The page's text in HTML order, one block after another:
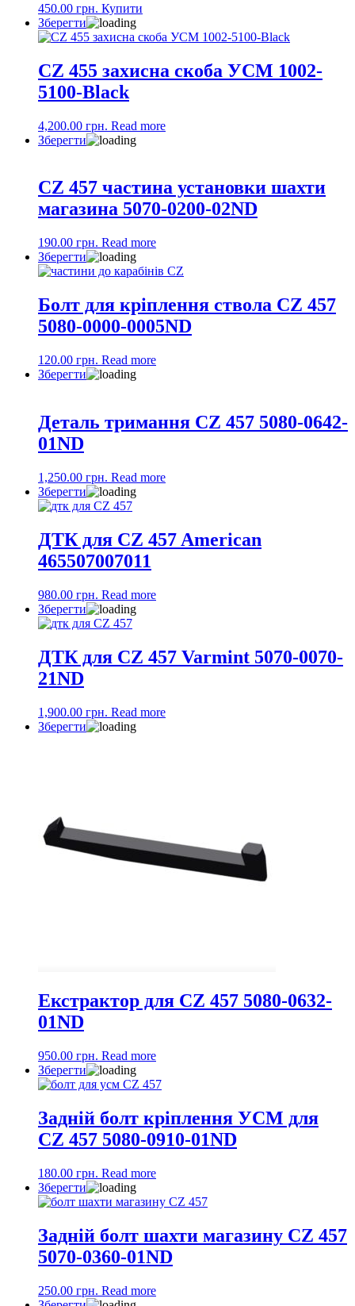
450.00 грн. Купити
Зберегти
CZ 455 захисна скоба УСМ 1002-
5100-Black
4,200.00 грн. Read more
Зберегти
CZ 457 частина установки шахти
магазина 5070-0200-02ND
190.00 грн. Read more
Зберегти
Болт для кріплення ствола CZ 457
5080-0000-0005ND
120.00 грн. Read more
Зберегти
Деталь тримання CZ 457 5080-0642-
01ND
1,250.00 грн. Read more
Зберегти
ДТК для CZ 457 American
465507007011
980.00 грн. Read more
Зберегти
ДТК для CZ 457 Varmint 5070-0070-
21ND
1,900.00 грн. Read more
Зберегти
Екстрактор для CZ 457 5080-0632-
01ND
950.00 грн. Read more
Зберегти
Задній болт кріплення УСМ для
CZ 457 5080-0910-01ND
180.00 грн. Read more
Зберегти
Задній болт шахти магазину CZ 457
5070-0360-01ND
250.00 грн. Read more